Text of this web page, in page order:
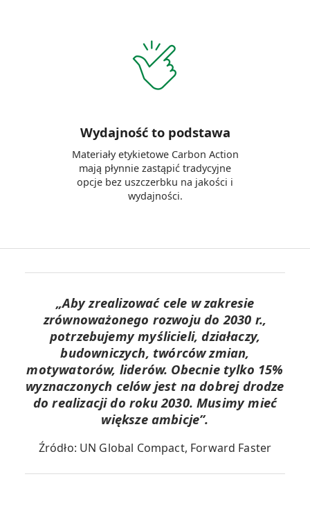
Wydajność to podstawa
Materiały etykietowe Carbon Action
mają płynnie zastąpić tradycyjne
opcje bez uszczerbku na jakości i
wydajności.
„Aby zrealizować cele w zakresie
zrównoważonego rozwoju do 2030 r.,
potrzebujemy myślicieli, działaczy,
budowniczych, twórców zmian,
motywatorów, liderów. Obecnie tylko 15%
wyznaczonych celów jest na dobrej drodze
do realizacji do roku 2030. Musimy mieć
większe ambicje”.
Źródło: UN Global Compact, Forward Faster